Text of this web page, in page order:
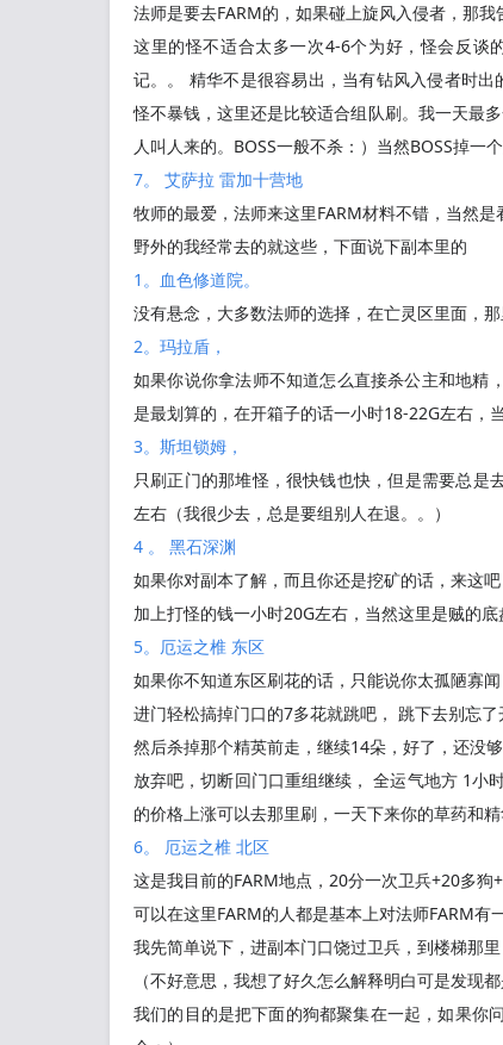
法师是要去FARM的，如果碰上旋风入侵者，那我
这里的怪不适合太多一次4-6个为好，怪会反谈
记。。 精华不是很容易出，当有钻风入侵者时
怪不暴钱，这里还是比较适合组队刷。我一天最
人叫人来的。BOSS一般不杀：）当然BOSS掉一
7。 艾萨拉 雷加十营地
牧师的最爱，法师来这里FARM材料不错，当然
野外的我经常去的就这些，下面说下副本里的
1。血色修道院。
没有悬念，大多数法师的选择，在亡灵区里面，
2。玛拉盾，
如果你说你拿法师不知道怎么直接杀公主和地精
是最划算的，在开箱子的话一小时18-22G左右，
3。斯坦锁姆，
只刷正门的那堆怪，很快钱也快，但是需要总是
左右（我很少去，总是要组别人在退。。）
4 。 黑石深渊
如果你对副本了解，而且你还是挖矿的话，来这
加上打怪的钱一小时20G左右，当然这里是贼的
5。厄运之椎 东区
如果你不知道东区刷花的话，只能说你太孤陋寡
进门轻松搞掉门口的7多花就跳吧， 跳下去别忘
然后杀掉那个精英前走，继续14朵，好了，还没
放弃吧，切断回门口重组继续， 全运气地方 1小
的价格上涨可以去那里刷，一天下来你的草药和
6。 厄运之椎 北区
这是我目前的FARM地点，20分一次卫兵+20多
可以在这里FARM的人都是基本上对法师FARM
我先简单说下，进副本门口饶过卫兵，到楼梯那
（不好意思，我想了好久怎么解释明白可是发现
我们的目的是把下面的狗都聚集在一起，如果你